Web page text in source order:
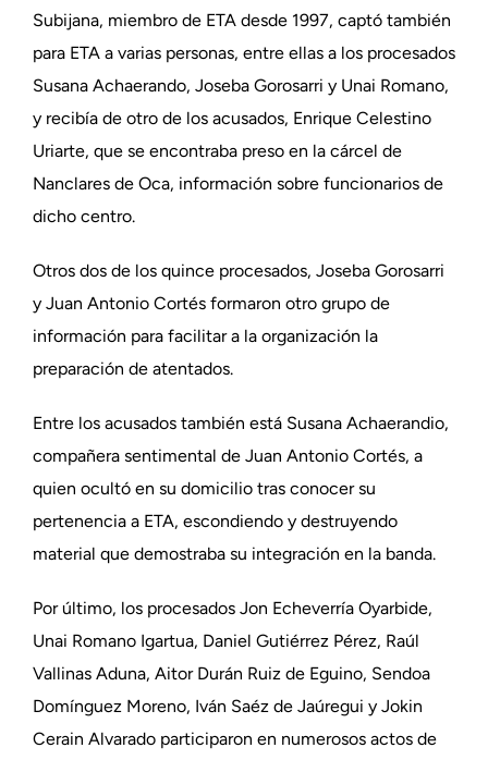
Subijana, miembro de ETA desde 1997, captó también
para ETA a varias personas, entre ellas a los procesados
Susana Achaerando, Joseba Gorosarri y Unai Romano,
y recibía de otro de los acusados, Enrique Celestino
Uriarte, que se encontraba preso en la cárcel de
Nanclares de Oca, información sobre funcionarios de
dicho centro.
Otros dos de los quince procesados, Joseba Gorosarri
y Juan Antonio Cortés formaron otro grupo de
información para facilitar a la organización la
preparación de atentados.
Entre los acusados también está Susana Achaerandio,
compañera sentimental de Juan Antonio Cortés, a
quien ocultó en su domicilio tras conocer su
pertenencia a ETA, escondiendo y destruyendo
material que demostraba su integración en la banda.
Por último, los procesados Jon Echeverría Oyarbide,
Unai Romano Igartua, Daniel Gutiérrez Pérez, Raúl
Vallinas Aduna, Aitor Durán Ruiz de Eguino, Sendoa
Domínguez Moreno, Iván Saéz de Jaúregui y Jokin
Cerain Alvarado participaron en numerosos actos de